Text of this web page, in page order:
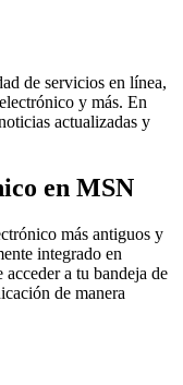
de servicios en línea,
y más. En
actualizadas y
en MSN
más antiguos y
integrado en
a tu bandeja de
de manera